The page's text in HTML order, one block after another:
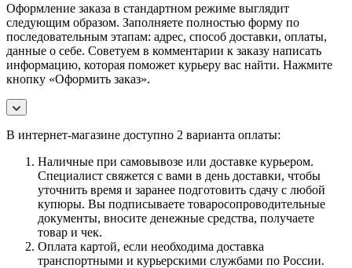
Оформление заказа в стандартном режиме выглядит
следующим образом. Заполняете полностью форму по
последовательным этапам: адрес, способ доставки, оплаты,
данные о себе. Советуем в комментарии к заказу написать
информацию, которая поможет курьеру вас найти. Нажмите
кнопку «Оформить заказ».
В интернет-магазине доступно 2 варианта оплаты:
Наличные при самовывозе или доставке курьером.
Специалист свяжется с вами в день доставки, чтобы
уточнить время и заранее подготовить сдачу с любой
купюры. Вы подписываете товаросопроводительные
документы, вносите денежные средства, получаете
товар и чек.
Оплата картой, если необходима доставка
транспортными и курьерскими службами по России.